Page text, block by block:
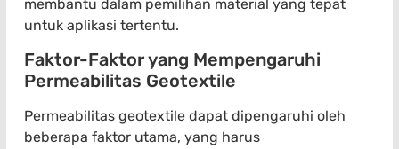
membantu dalam pemilihan material yang tepat
untuk aplikasi tertentu.
Faktor-Faktor yang Mempengaruhi
Permeabilitas Geotextile
Permeabilitas geotextile dapat dipengaruhi oleh
beberapa faktor utama, yang harus